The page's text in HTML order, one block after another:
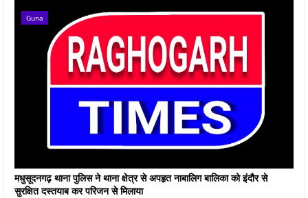
Guna
मधुसूदनगढ़ थाना पुलिस ने थाना क्षेत्र से अपहृत नाबालिग बालिका को इंदौर से
सुरक्षित दस्तयाब कर परिजन से मिलाया